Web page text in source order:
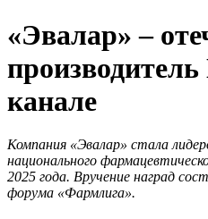
«Эвалар» –
канале
Компания «Эвалар» стала
национального
2025 года. Вручение наград
форума «Фармлига».